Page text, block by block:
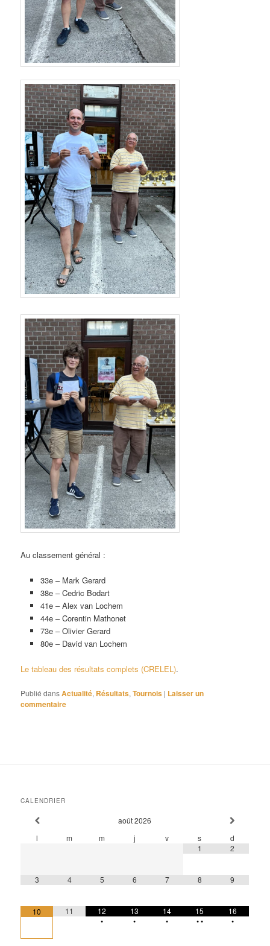
Au classement général :
33e – Mark Gerard
38e – Cedric Bodart
41e – Alex van Lochem
44e – Corentin Mathonet
73e – Olivier Gerard
80e – David van Lochem
Le tableau des résultats complets (CRELEL).
Publié dansActualité, Résultats,Tournois | Laisser un
commentaire
CALENDRIER
août 2026
l
m m j v s
d
1
2
3 4 5 6 7 8 9
10 11 12
•
13
•
14
•
15
••
16
•